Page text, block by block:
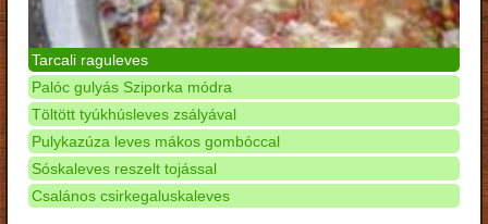
Tarcali raguleves
Palóc gulyás Sziporka módra
Töltött tyúkhúsleves zsályával
Pulykazúza leves mákos gombóccal
Sóskaleves reszelt tojással
Csalános csirkegaluskaleves